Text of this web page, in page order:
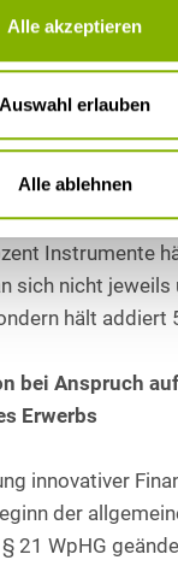
Alle akzeptieren
Auswahl erlauben
Alle ablehnen
innovativer
welche bislang
Praktisch
eine Partei nur
Instrumente
sich nicht jeweils
hält addiert
bei Anspruch
Erwerbs
innovativer
der
21 WpHG